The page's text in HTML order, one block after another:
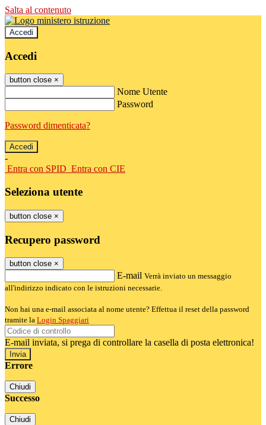
Salta al contenuto
Accedi
Accedi
button close ×
Nome Utente
Password
Password dimenticata?
-
Entra con SPID Entra con CIE
Seleziona utente
button close ×
Recupero password
button close ×
E-mail Verrà inviato un messaggio
all'indirizzo indicato con le istruzioni necessarie.
Non hai una e-mail associata al nome utente? Effettua il reset della password
tramite la Login Spaggiari
E-mail inviata, si prega di controllare la casella di posta elettronica!
Errore
Chiudi
Successo
Chiudi